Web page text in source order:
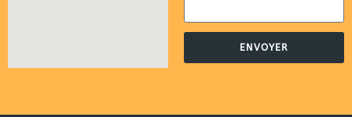
ENVOYER